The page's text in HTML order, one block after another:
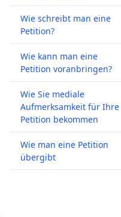
Wie schreibt man eine
Petition?
Wie kann man eine
Petition voranbringen?
Wie Sie mediale
Aufmerksamkeit für Ihre
Petition bekommen
Wie man eine Petition
übergibt